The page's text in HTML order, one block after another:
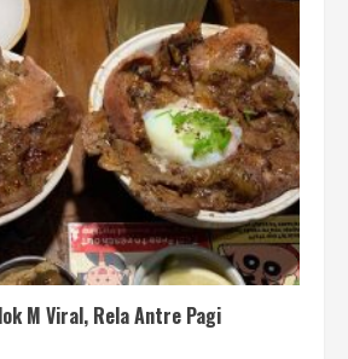
M Viral, Rela Antre Pagi